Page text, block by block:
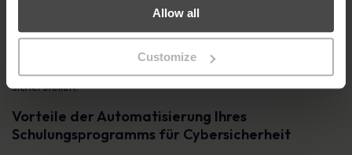
Allow all
Customize
Verbesserungsmöglichkeiten zu erkennen und datengestützte
Entscheidungen über Aktualisierungen der Inhalte oder zusätzliche
Schulungsmodule zu treffen. Durch die kontinuierliche Bewertung
Ihres Schulungsprogramms können Sie dessen Relevanz und
Effektivität bei der Eindämmung von Sicherheitsbedrohungen
sicherstellen.
Vorteile der Automatisierung Ihres
Schulungsprogramms für Cybersicherheit